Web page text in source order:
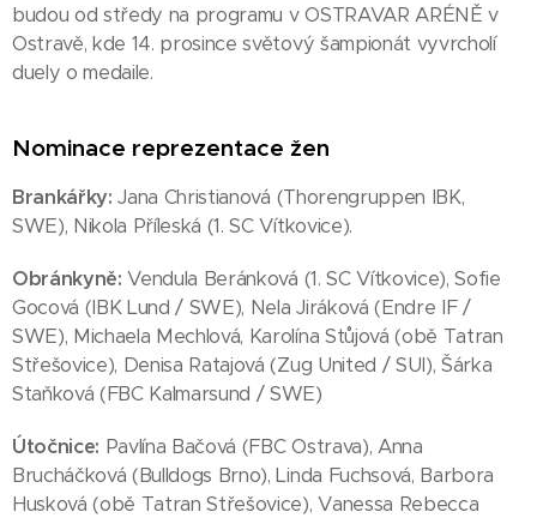
budou od středy na programu v OSTRAVAR ARÉNĚ v
Ostravě, kde 14. prosince světový šampionát vyvrcholí
duely o medaile.
Nominace reprezentace žen
Brankářky: Jana Christianová (Thorengruppen IBK,
SWE), Nikola Příleská (1. SC Vítkovice).
Obránkyně: Vendula Beránková (1. SC Vítkovice), Sofie
Gocová (IBK Lund / SWE), Nela Jiráková (Endre IF /
SWE), Michaela Mechlová, Karolína Stůjová (obě Tatran
Střešovice), Denisa Ratajová (Zug United / SUI), Šárka
Staňková (FBC Kalmarsund / SWE)
Útočnice: Pavlína Bačová (FBC Ostrava), Anna
Brucháčková (Bulldogs Brno), Linda Fuchsová, Barbora
Husková (obě Tatran Střešovice), Vanessa Rebecca